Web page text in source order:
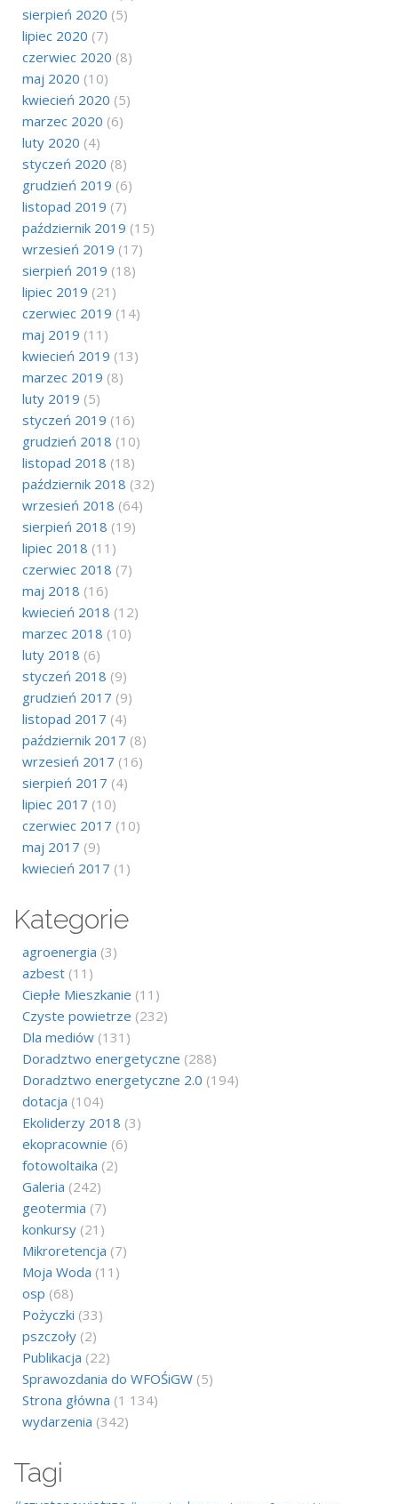
sierpień 2020 (5)
lipiec 2020 (7)
czerwiec 2020 (8)
maj 2020 (10)
kwiecień 2020 (5)
marzec 2020 (6)
luty 2020 (4)
styczeń 2020 (8)
grudzień 2019 (6)
listopad 2019 (7)
październik 2019 (15)
wrzesień 2019 (17)
sierpień 2019 (18)
lipiec 2019 (21)
czerwiec 2019 (14)
maj 2019 (11)
kwiecień 2019 (13)
marzec 2019 (8)
luty 2019 (5)
styczeń 2019 (16)
grudzień 2018 (10)
listopad 2018 (18)
październik 2018 (32)
wrzesień 2018 (64)
sierpień 2018 (19)
lipiec 2018 (11)
czerwiec 2018 (7)
maj 2018 (16)
kwiecień 2018 (12)
marzec 2018 (10)
luty 2018 (6)
styczeń 2018 (9)
grudzień 2017 (9)
listopad 2017 (4)
październik 2017 (8)
wrzesień 2017 (16)
sierpień 2017 (4)
lipiec 2017 (10)
czerwiec 2017 (10)
maj 2017 (9)
kwiecień 2017 (1)
Kategorie
agroenergia (3)
azbest (11)
Ciepłe Mieszkanie (11)
Czyste powietrze (232)
Dla mediów (131)
Doradztwo energetyczne (288)
Doradztwo energetyczne 2.0 (194)
dotacja (104)
Ekoliderzy 2018 (3)
ekopracownie (6)
fotowoltaika (2)
Galeria (242)
geotermia (7)
konkursy (21)
Mikroretencja (7)
Moja Woda (11)
osp (68)
Pożyczki (33)
pszczoły (2)
Publikacja (22)
Sprawozdania do WFOŚiGW (5)
Strona główna (1 134)
wydarzenia (342)
Tagi